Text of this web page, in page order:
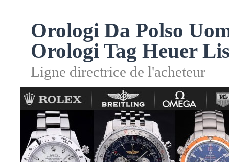
Orologi Da Polso
Orologi Tag Heuer
Ligne directrice de l'acheteur